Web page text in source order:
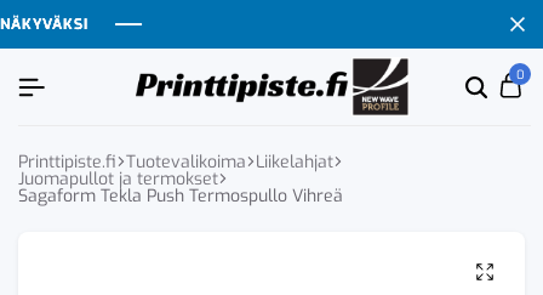
Etsi
0
Printtipiste.fi Tuotevalikoima Liikelahjat
Juomapullot ja termokset
Sagaform Tekla Push Termospullo Vihreä